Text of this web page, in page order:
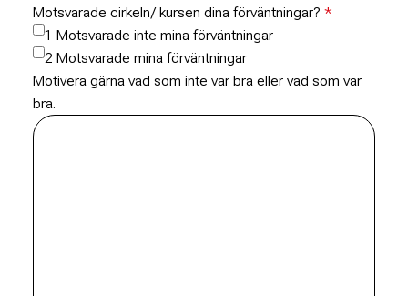
Motsvarade cirkeln/ kursen dina förväntningar?
1 Motsvarade inte mina förväntningar
2 Motsvarade mina förväntningar
Motivera gärna vad som inte var bra eller vad som var
bra.